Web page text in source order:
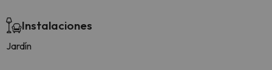
Instalaciones
Jardín